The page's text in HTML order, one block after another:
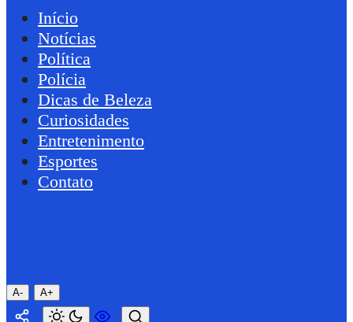
Início
Notícias
Política
Polícia
Dicas de Beleza
Curiosidades
Entretenimento
Esportes
Contato
A- A+